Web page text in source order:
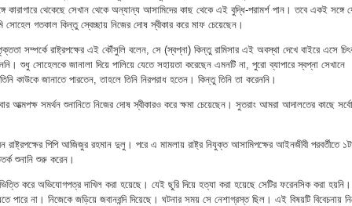
থেকেছে সেখান থেকে অন্যান্য আসামিদের কাছ থেকে এই বুদ্ধি-পরামর্শ পান। তবে একই সঙ্গে
গতকাল কিন্তু স্বেচ্ছায় নিজের দোষ স্বীকার করে মাফ চেয়েছেন।
সম্পর্কে রাষ্ট্রপক্ষের এই কৌঁসুলি বলেন, সে (স্বপ্না) কিন্তু রামিসার এই অবস্থা দেখে বাইরে এসে
শুধু সোহেলকে জানালা দিয়ে পালিয়ে যেতে সহায়তা করেছেন এমনটি না, পুরো ব্যাপারে স্বপ্না সেখানে
কাউকে জানাতে পারতেন, তাহলে তিনি নিরপরাধ হতেন। কিন্তু তিনি তা করেননি।
আত্মপক্ষ সমর্থন শুনানিতে নিজের দোষ স্বীকারও করে ক্ষমা চেয়েছেন। সুতরাং আমরা আদালতের কাছে
রাষ্ট্রপক্ষের পিপি আজিজুর রহমান দুলু। পরে এ মামলায় রাষ্ট্র নিযুক্ত আসামিপক্ষের আইনজীবী পরবর্তীতে
শুনানি শুরু করেন।
করে অভিযোগপত্র দাখিল করা হয়েছে। যেই ছুরি দিয়ে হত্যা করা হয়েছে সেটির ফরেনসিক করা হয়নি।
পারে না। নিজেকে জড়িয়ে জবানবন্দি দিয়েছে। ঘটনার সময় সে নেশাগ্রস্ত ছিল। এই বিষয়টি বিবেচনায়